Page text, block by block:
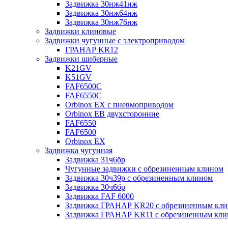
Задвижка 30нж41нж
Задвижка 30нж64нж
Задвижка 30нж76нж
Задвижки клиновые
Задвижки чугунные с электроприводом
ГРАНАР KR12
Задвижки шиберные
K21GV
K51GV
FAF6500C
FAF6550С
Orbinox EX с пневмоприводом
Orbinox EB двухсторонние
FAF6550
FAF6500
Orbinox EX
Задвижка чугунная
Задвижка 31ч6бр
Чугунные задвижки с обрезиненным клином
Задвижка 30ч39р с обрезиненным клином
Задвижка 30ч6бр
Задвижка FAF 6000
Задвижка ГРАНАР KR20 с обрезиненным
Задвижка ГРАНАР KR11 с обрезиненным